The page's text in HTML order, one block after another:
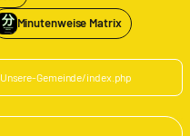
Minutenweise Matrix
Gemeinde/index.php